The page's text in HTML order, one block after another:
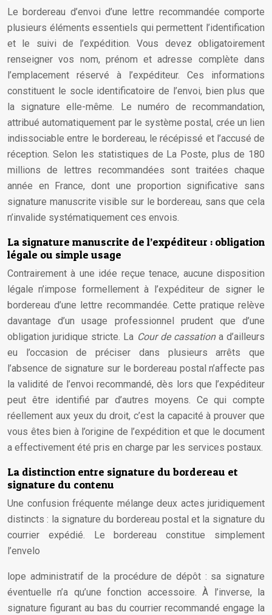
Le bordereau d’envoi d’une lettre recommandée comporte
plusieurs éléments essentiels qui permettent l’identification
et le suivi de l’expédition. Vous devez obligatoirement
renseigner vos nom, prénom et adresse complète dans
l’emplacement réservé à l’expéditeur. Ces informations
constituent le socle identificatoire de l’envoi, bien plus que
la signature elle-même. Le numéro de recommandation,
attribué automatiquement par le système postal, crée un lien
indissociable entre le bordereau, le récépissé et l’accusé de
réception. Selon les statistiques de La Poste, plus de 180
millions de lettres recommandées sont traitées chaque
année en France, dont une proportion significative sans
signature manuscrite visible sur le bordereau, sans que cela
n’invalide systématiquement ces envois.
La signature manuscrite de l’expéditeur : obligation
légale ou simple usage
Contrairement à une idée reçue tenace, aucune disposition
légale n’impose formellement à l’expéditeur de signer le
bordereau d’une lettre recommandée. Cette pratique relève
davantage d’un usage professionnel prudent que d’une
obligation juridique stricte. La Cour de cassationa d’ailleurs
eu l’occasion de préciser dans plusieurs arrêts que
l’absence de signature sur le bordereau postal n’affecte pas
la validité de l’envoi recommandé, dès lors que l’expéditeur
peut être identifié par d’autres moyens. Ce qui compte
réellement aux yeux du droit, c’est la capacité à prouver que
vous êtes bien à l’origine de l’expédition et que le document
a effectivement été pris en charge par les services postaux.
La distinction entre signature du bordereau et
signature du contenu
Une confusion fréquente mélange deux actes juridiquement
distincts : la signature du bordereau postal et la signature du
courrier expédié. Le bordereau constitue simplement
l’envelo
lope administratif de la procédure de dépôt : sa signature
éventuelle n’a qu’une fonction accessoire. À l’inverse, la
signature figurant au bas du courrier recommandé engage la